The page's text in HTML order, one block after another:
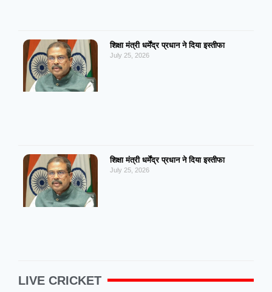
शिक्षा मंत्री धर्मेंद्र प्रधान ने दिया इस्तीफा
July 25, 2026
शिक्षा मंत्री धर्मेंद्र प्रधान ने दिया इस्तीफा
July 25, 2026
LIVE CRICKET